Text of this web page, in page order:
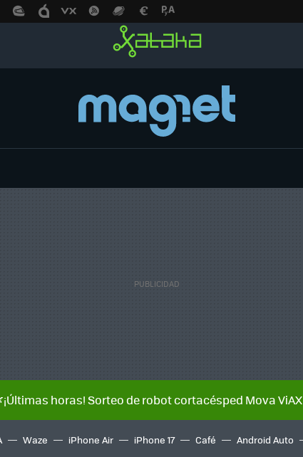
horas! Sorteo de robot cortacésped Mova ViAX
Waze iPhone Air iPhone 17 Café Android Auto